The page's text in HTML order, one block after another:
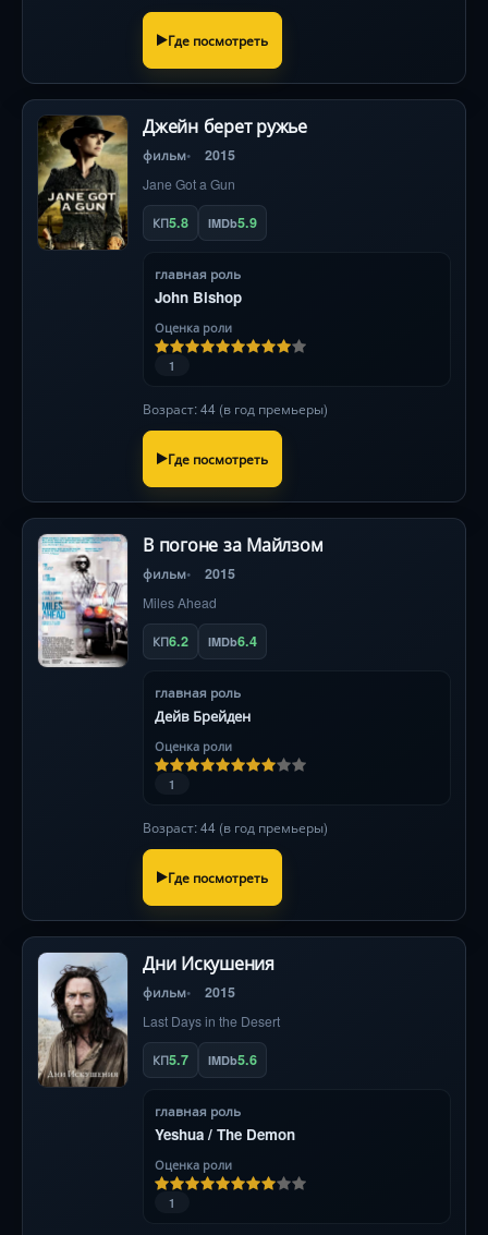
Где посмотреть
Джейн берет ружье
фильм 2015
Jane Got a Gun
КП5.8 IMDb5.9
главная роль
John Bishop
Оценка роли
1
Возраст: 44 (в год премьеры)
Где посмотреть
В погоне за Майлзом
фильм 2015
Miles Ahead
КП6.2 IMDb6.4
главная роль
Дейв Брейден
Оценка роли
1
Возраст: 44 (в год премьеры)
Где посмотреть
Дни Искушения
фильм 2015
Last Days in the Desert
КП5.7 IMDb5.6
главная роль
Yeshua / The Demon
Оценка роли
1